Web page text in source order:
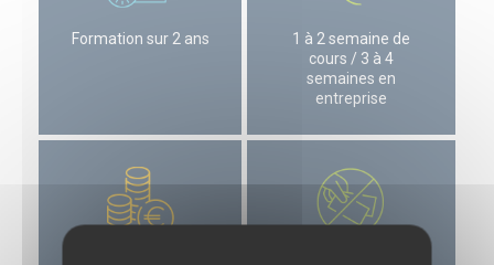
Formation sur 2 ans
1 à 2 semaine de
cours / 3 à 4
semaines en
entreprise